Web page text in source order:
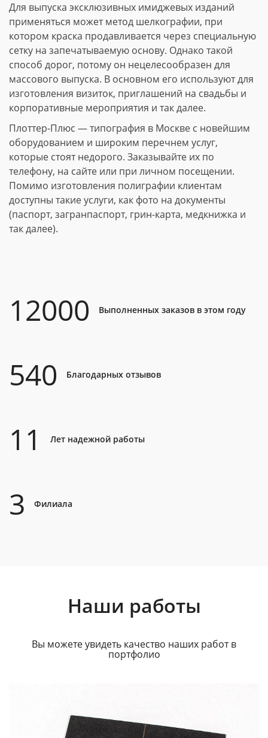
Для выпуска эксклюзивных имиджевых изданий
применяться может метод шелкографии, при
котором краска продавливается через специальную
сетку на запечатываемую основу. Однако такой
способ дорог, потому он нецелесообразен для
массового выпуска. В основном его используют для
изготовления визиток, приглашений на свадьбы и
корпоративные мероприятия и так далее.
Плоттер-Плюс — типография в Москве с новейшим
оборудованием и широким перечнем услуг,
которые стоят недорого. Заказывайте их по
телефону, на сайте или при личном посещении.
Помимо изготовления полиграфии клиентам
доступны такие услуги, как фото на документы
(паспорт, загранпаспорт, грин-карта, медкнижка и
так далее).
12000 Выполненных заказов в этом году
540 Благодарных отзывов
11 Лет надежной работы
3 Филиала
Наши работы
Вы можете увидеть качество наших работ в
портфолио